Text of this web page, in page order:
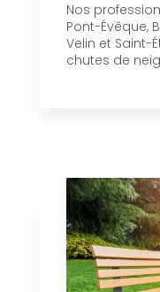
Nos
Pont-Évêque,
Velin et Saint-
chutes de